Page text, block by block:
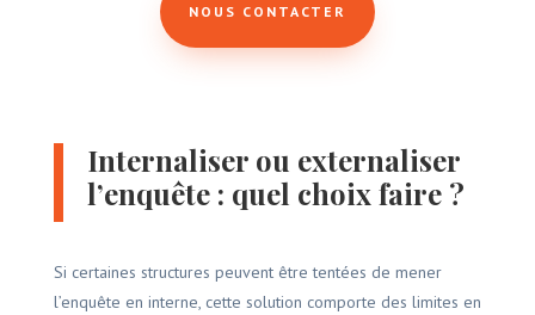
NOUS CONTACTER
Internaliser ou externaliser
l’enquête : quel choix faire ?
Si certaines structures peuvent être tentées de mener
l’enquête en interne, cette solution comporte des limites en